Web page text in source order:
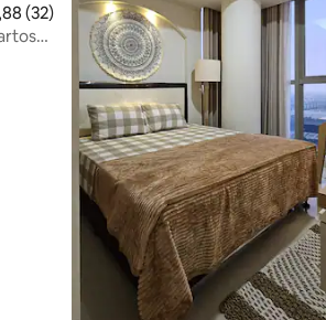
de uma avaliação média de 5, 32 avaliações
(32)